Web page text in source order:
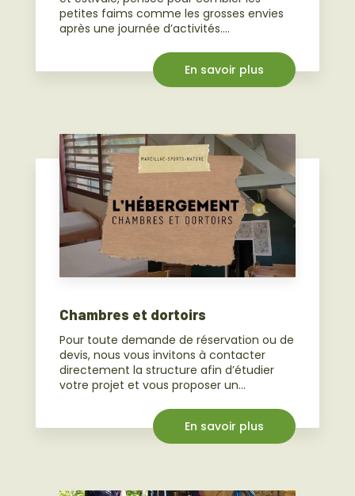
petites faims comme les grosses envies
après une journée d’activités....
En savoir plus
Chambres et dortoirs
Pour toute demande de réservation ou de
devis, nous vous invitons à contacter
directement la structure afin d’étudier
votre projet et vous proposer un...
En savoir plus